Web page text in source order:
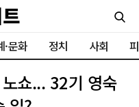
·문화 정치 사회
쇼... 32기 영숙